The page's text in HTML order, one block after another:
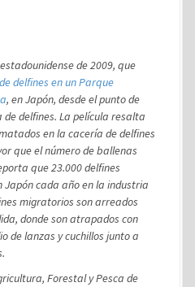
de 2009, que
delfines en un Parque
, en Japón, desde el punto de
delfines. La película resalta
en la cacería de delfines
que el número de ballenas
que 23.000 delfines
Japón cada año en la industria
migratorios son arreados
donde son atrapados con
de lanzas y cuchillos junto a
Forestal y Pesca de